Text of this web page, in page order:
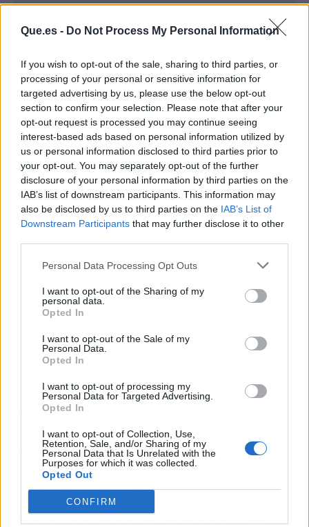
Que.es - Do Not Process My Personal Information
If you wish to opt-out of the sale, sharing to third parties, or
processing of your personal or sensitive information for
targeted advertising by us, please use the below opt-out
section to confirm your selection. Please note that after your
opt-out request is processed you may continue seeing
interest-based ads based on personal information utilized by
us or personal information disclosed to third parties prior to
your opt-out. You may separately opt-out of the further
disclosure of your personal information by third parties on the
IAB’s list of downstream participants. This information may
also be disclosed by us to third parties on the IAB’s List of
Downstream Participants that may further disclose it to other
Personal Data Processing Opt Outs
I want to opt-out of the Sharing of my
personal data.
Opted In
I want to opt-out of the Sale of my
Personal Data.
Opted In
I want to opt-out of processing my
Personal Data for Targeted Advertising.
Opted In
I want to opt-out of Collection, Use,
Retention, Sale, and/or Sharing of my
Personal Data that Is Unrelated with the
Purposes for which it was collected.
Opted Out
CONFIRM
La decoración del hogar es una tarea que puede
excelentes de decoración, es posible
transformar tu entorno en un lugar más
acogedor. Uno de los primeros pasos es la
planificación adecuada de la decoración,
donde deberás definir el estilo y la paleta de
colores que deseas implementar en los
diferentes espacios de tu hogar.
Otro aspecto crucial a tener en cuenta es la
personalización de los espacios. La decoración
debe ser un reflejo de tu personalidad y tus